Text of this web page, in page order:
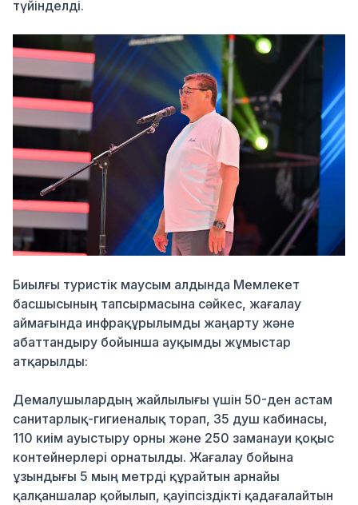
түйінделді.
Биылғы туристік маусым алдында Мемлекет
басшысының тапсырмасына сәйкес, жағалау
аймағында инфрақұрылымды жаңарту және
абаттандыру бойынша ауқымды жұмыстар
атқарылды:
Демалушылардың жайлылығы үшін 50-ден астам
санитарлық-гигиеналық торап, 35 душ кабинасы,
110 киім ауыстыру орны және 250 заманауи қоқыс
контейнерлері орнатылды. Жағалау бойына
ұзындығы 5 мың метрді құрайтын арнайы
қалқаншалар қойылып, қауіпсіздікті қадағалайтын